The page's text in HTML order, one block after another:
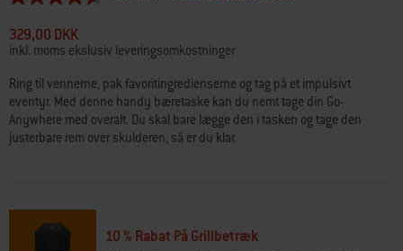
af
5
stjerner,
gennemsnitlig
bedømmelsesværdi.
Read
49
Reviews.
Samme
329,00 DKK
inkl. moms ekslusiv leveringsomkostninger
Ring til vennerne, pak favoritingredienserne og tag på et impulsivt
eventyr. Med denne handy bæretaske kan du nemt tage din Go-
Anywhere med overalt. Du skal bare lægge den i tasken og tage den
justerbare rem over skulderen, så er du klar.
10 % Rabat På Grillbetræk